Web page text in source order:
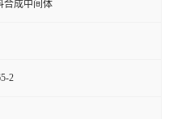
合成中间体
2